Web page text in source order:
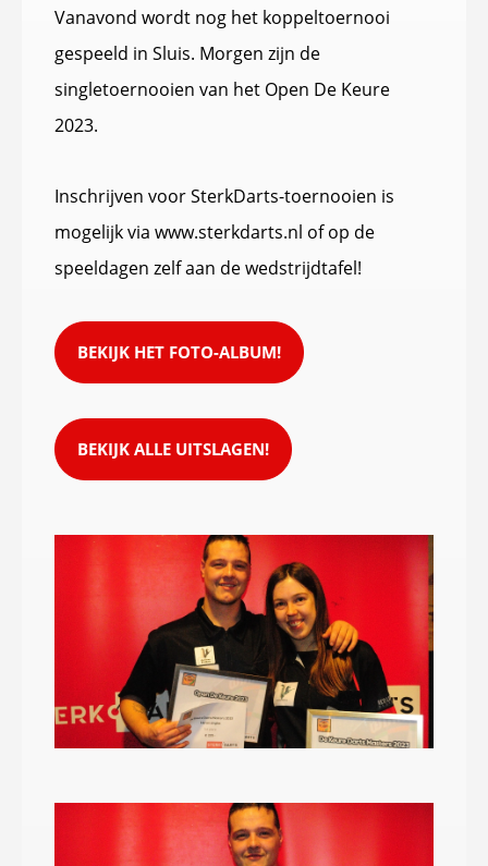
Vanavond wordt nog het koppeltoernooi
gespeeld in Sluis. Morgen zijn de
singletoernooien van het Open De Keure
2023.
Inschrijven voor SterkDarts-toernooien is
mogelijk via www.sterkdarts.nl of op de
speeldagen zelf aan de wedstrijdtafel!
BEKIJK HET FOTO-ALBUM!
BEKIJK ALLE UITSLAGEN!